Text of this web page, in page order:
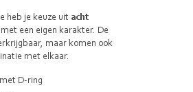
heb je keuze uit acht
met een eigen karakter. De
maar komen ook
met elkaar.
D-ring